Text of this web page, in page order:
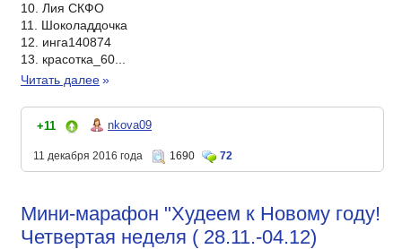
10. Лия СКФО
11. Шоколаддочка
12. инга140874
13. красотка_60...
Читать далее»
+11 nkova09
11 декабря 2016 года 1690 72
Мини-марафон "Худеем к Новому году!
Четвертая неделя ( 28.11.-04.12)